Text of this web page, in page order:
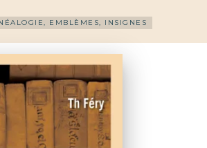
EMBLÈMES, INSIGNES